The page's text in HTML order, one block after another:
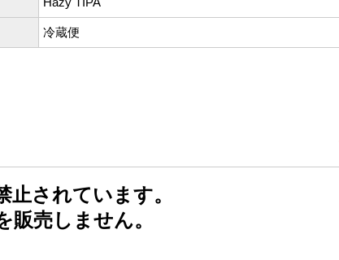
冷蔵便
されています。
販売しません。